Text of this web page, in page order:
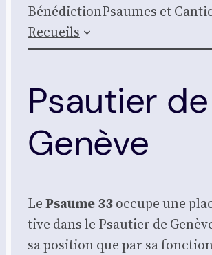
Béné­dic­tionPsaumes et
Recueils
Psautier de
Genève
LePsaume 33occupe une
tive dans le Psau­tier de
sa posi­tion que par sa